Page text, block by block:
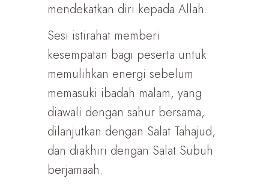
mendekatkan diri kepada Allah.
Sesi istirahat memberi
kesempatan bagi peserta untuk
memulihkan energi sebelum
memasuki ibadah malam, yang
diawali dengan sahur bersama,
dilanjutkan dengan Salat Tahajud,
dan diakhiri dengan Salat Subuh
berjamaah.